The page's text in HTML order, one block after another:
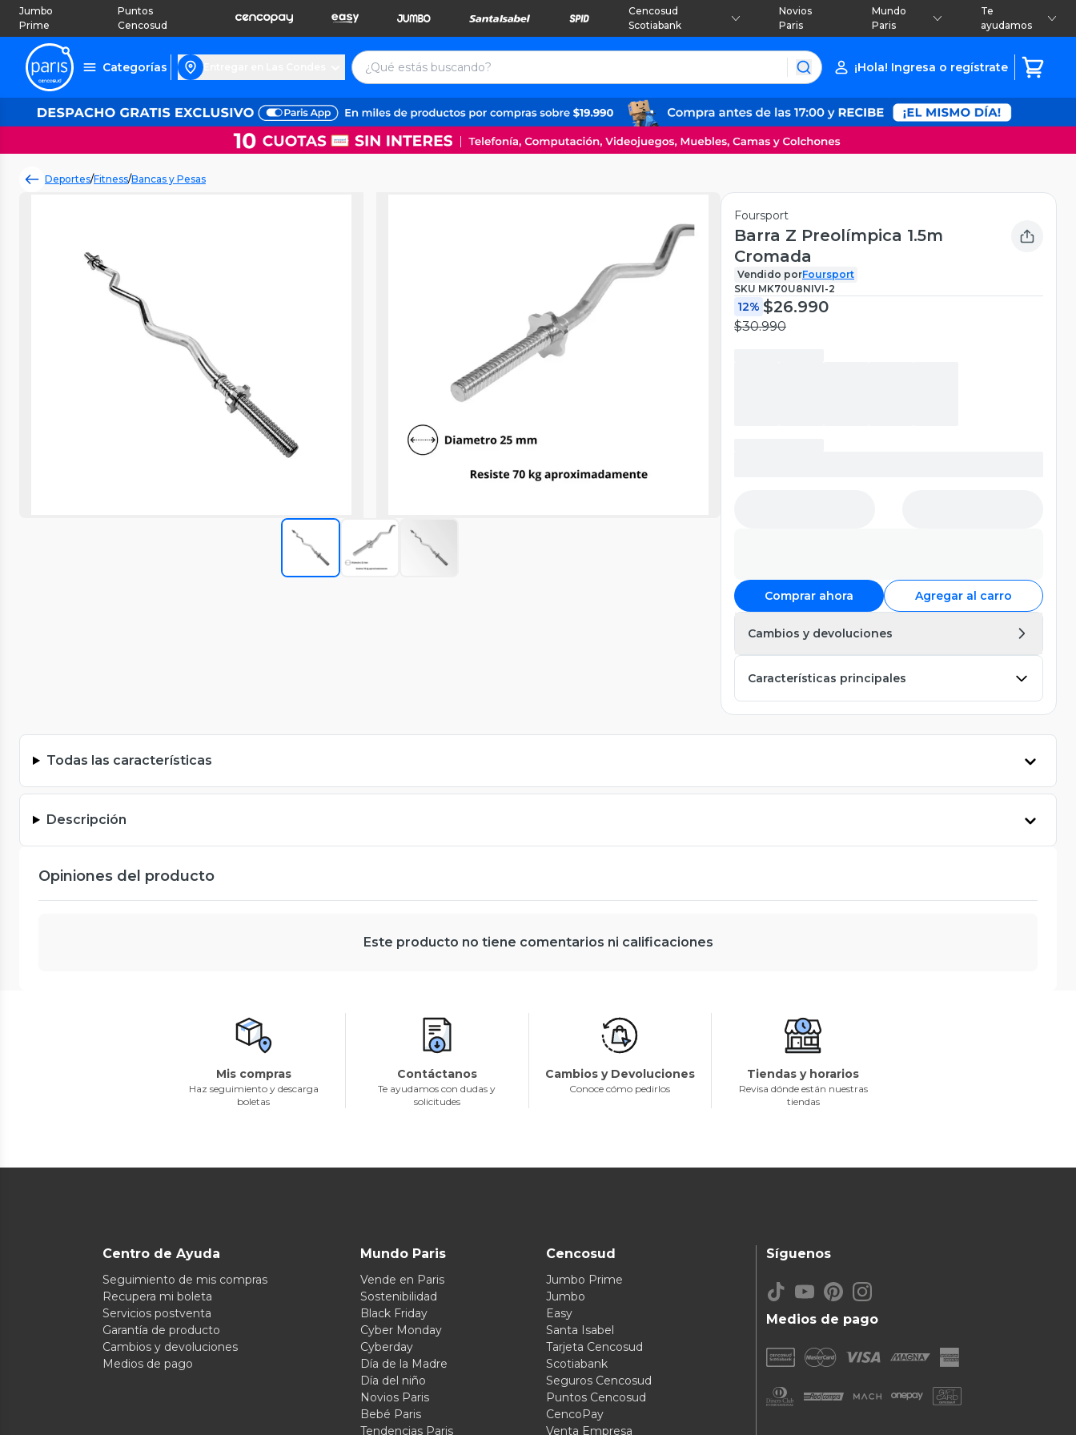
Jumbo
Prime
Puntos
Cencosud
Cencosud
Scotiabank
Novios
Paris
Mundo
Paris
Te
ayudamos
Categorías ¡Hola! Ingresa o regístrate
Deportes/Fitness/Bancas y Pesas
Foursport
Barra Z Preolímpica 1.5m
Cromada
Vendido porFoursport
SKU MK70U8NIVI-2
12% $26.990
$30.990
Comprar ahora Agregar al carro
Cambios y devoluciones
Características principales
Todas las características
Descripción
Opiniones del producto
Este producto no tiene comentarios ni calificaciones
Mis compras
Haz seguimiento y descarga
boletas
Contáctanos
Te ayudamos con dudas y
solicitudes
Cambios y Devoluciones
Conoce cómo pedirlos
Tiendas y horarios
Revisa dónde están nuestras
tiendas
Centro de Ayuda
Seguimiento de mis compras
Recupera mi boleta
Servicios postventa
Garantía de producto
Cambios y devoluciones
Medios de pago
Mundo Paris
Vende en Paris
Sostenibilidad
Black Friday
Cyber Monday
Cyberday
Día de la Madre
Día del niño
Novios Paris
Bebé Paris
Tendencias Paris
Cencosud
Jumbo Prime
Jumbo
Easy
Santa Isabel
Tarjeta Cencosud
Scotiabank
Seguros Cencosud
Puntos Cencosud
CencoPay
Venta Empresa
Medios de pago
Síguenos